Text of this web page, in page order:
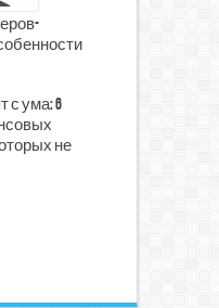
с ума: 6
не